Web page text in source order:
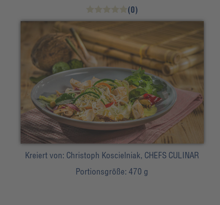
(0)
Kreiert von: Christoph Koscielniak, CHEFS CULINAR
Portionsgröße:470 g